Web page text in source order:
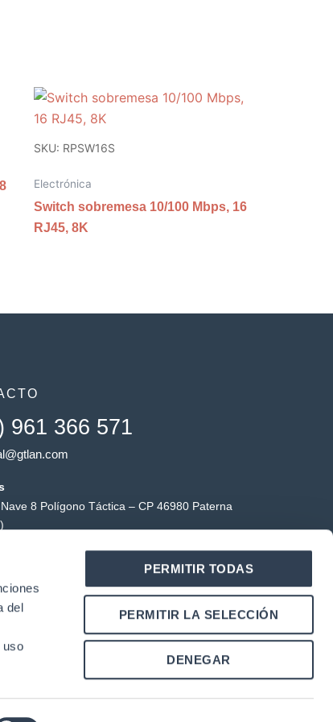
del
uso
PERMITIR TODAS
PERMITIR LA SELECCIÓN
DENEGAR
SKU: RPSW16S
Electrónica
Switch sobremesa 10/100 Mbps, 16
RJ45, 8K
961 366 571
8 Polígono Táctica – CP 46980 Paterna
Industrial Táctica, Carrer Forners, 18, 46980